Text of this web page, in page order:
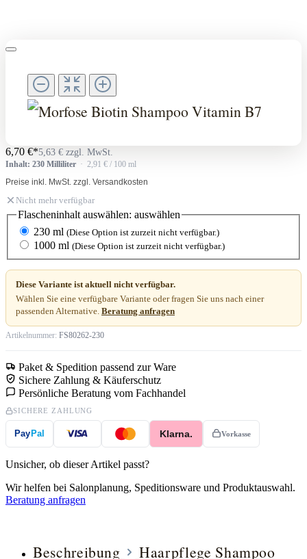
6,70 €*5,63 € zzgl. MwSt.
Inhalt: 230 Milliliter · 2,91 € / 100 ml
Preise inkl. MwSt. zzgl. Versandkosten
Nicht mehr verfügbar
Flascheninhalt auswählen: auswählen
230 ml (Diese Option ist zurzeit nicht verfügbar.)
1000 ml (Diese Option ist zurzeit nicht verfügbar.)
Diese Variante ist aktuell nicht verfügbar.
Wählen Sie eine verfügbare Variante oder fragen Sie uns nach einer
passenden Alternative. Beratung anfragen
Artikelnummer: FS80262-230
Paket & Spedition passend zur Ware
Sichere Zahlung & Käuferschutz
Persönliche Beratung vom Fachhandel
SICHERE ZAHLUNG
PayPal Klarna. Vorkasse
Unsicher, ob dieser Artikel passt?
Wir helfen bei Salonplanung, Speditionsware und Produktauswahl.
Beratung anfragen
Beschreibung
Haarpflege Shampoo